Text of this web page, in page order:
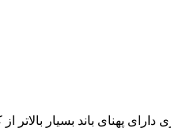
باشد. فیبر نوری دارای پهنای باند